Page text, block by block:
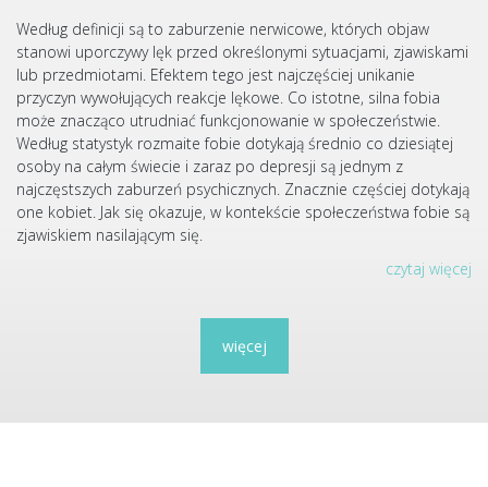
Według definicji są to zaburzenie nerwicowe, których objaw
stanowi uporczywy lęk przed określonymi sytuacjami, zjawiskami
lub przedmiotami. Efektem tego jest najczęściej unikanie
przyczyn wywołujących reakcje lękowe. Co istotne, silna fobia
może znacząco utrudniać funkcjonowanie w społeczeństwie.
Według statystyk rozmaite fobie dotykają średnio co dziesiątej
osoby na całym świecie i zaraz po depresji są jednym z
najczęstszych zaburzeń psychicznych. Znacznie częściej dotykają
one kobiet. Jak się okazuje, w kontekście społeczeństwa fobie są
zjawiskiem nasilającym się.
czytaj więcej
więcej